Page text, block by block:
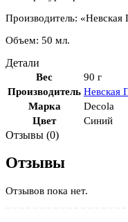
Производитель: «Невская
Объем: 50 мл.
Детали
Вес
90 г
Производитель Невская
Марка
Decola
Цвет
Синий
Отзывы (0)
Отзывы
Отзывов пока нет.